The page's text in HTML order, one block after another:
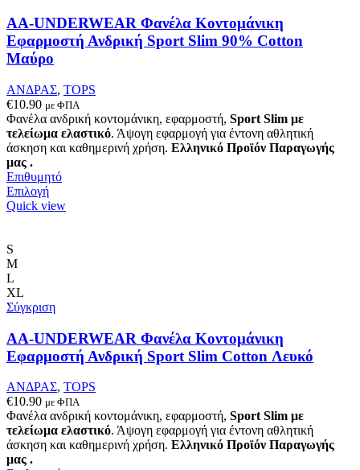
επιλεγούν
στη
σελίδα
του
AA-UNDERWEAR Φανέλα Κοντομάνικη
Εφαρμοστή Ανδρική Sport Slim 90% Cotton
Μαύρο
ΑΝΔΡΑΣ, TOPS
€10.90 με ΦΠΑ
Φανέλα ανδρική κοντομάνικη, εφαρμοστή, Sport Slim με
τελείωμα ελαστικό. Άψογη εφαρμογή για έντονη αθλητική
άσκηση και καθημερινή χρήση. Ελληνικό Προϊόν Παραγωγής
μας .
Επιθυμητό
ΕπιλογήΑυτό
το
μπορούν
επιλεγούν
στη
σελίδα
προϊόντος
Quick view
S
M
L
XL
Σύγκριση
AA-UNDERWEAR Φανέλα Κοντομάνικη
Εφαρμοστή Ανδρική Sport Slim Cotton Λευκό
ΑΝΔΡΑΣ, TOPS
€10.90 με ΦΠΑ
Φανέλα ανδρική κοντομάνικη, εφαρμοστή, Sport Slim με
τελείωμα ελαστικό. Άψογη εφαρμογή για έντονη αθλητική
άσκηση και καθημερινή χρήση. Ελληνικό Προϊόν Παραγωγής
μας .